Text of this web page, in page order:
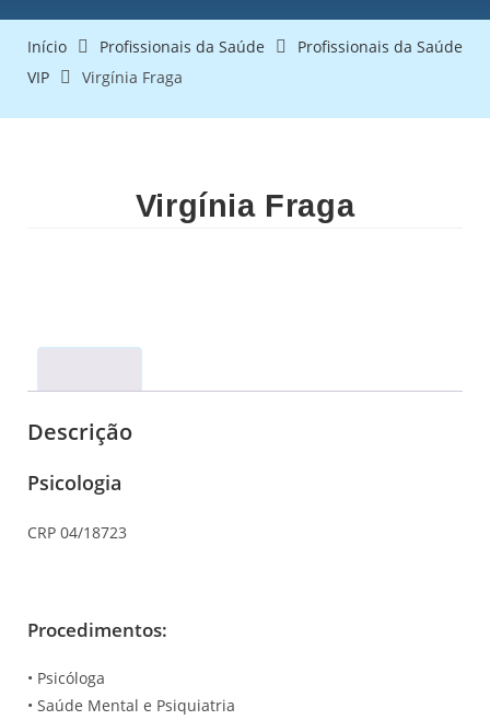
Início Profissionais da Saúde
Profissionais da Saúde
VIP
Virgínia Fraga
Virgínia Fraga
Descrição
Psicologia
CRP 04/18723
Procedimentos:
• Psicóloga
• Saúde Mental e Psiquiatria